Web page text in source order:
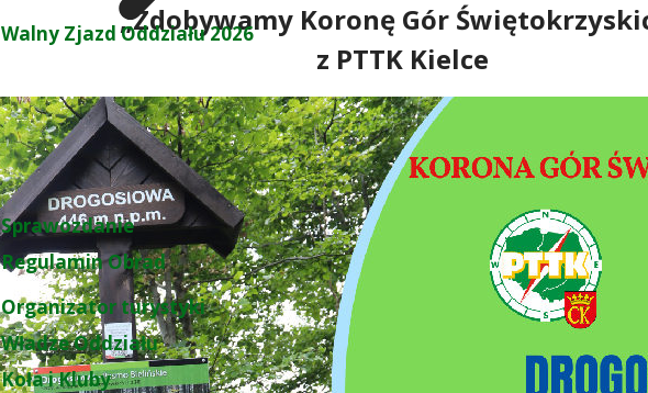
Walny Zjazd Oddziału 2026
Sprawozdanie
Regulamin Obrad
Organizator turystyki
Władze Oddziału
Koła i Kluby
„Zdobywamy Koronę Gór
z PTTK Kielce